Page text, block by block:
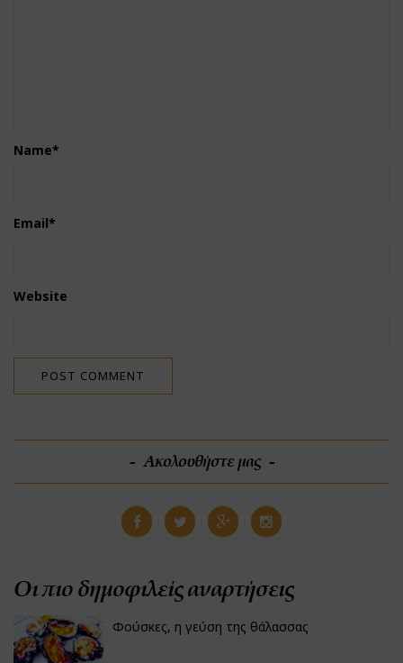
Name*
Email*
Website
Ακολουθήστε μας
Οι πιο δημοφιλείς αναρτήσεις
Φούσκες, η γεύση της θάλασσας